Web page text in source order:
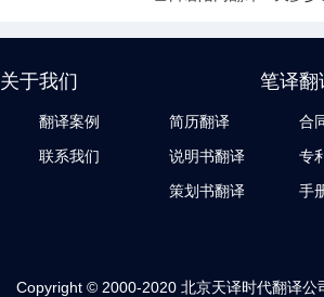
关于我们
翻译案例
联系我们
笔译翻
简历翻译
合
说明书翻译
专
策划书翻译
手
Copyright © 2000-2020 北京天译时代翻译公